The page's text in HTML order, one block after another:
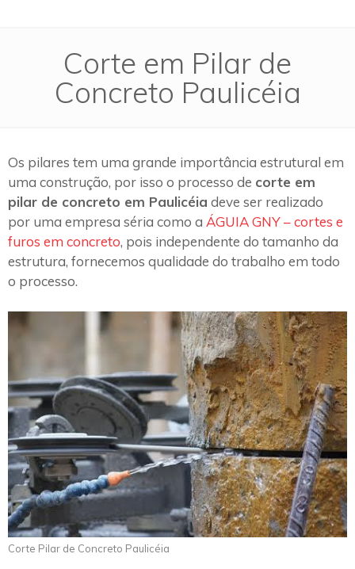
Corte em Pilar de
Concreto Paulicéia
Os pilares tem uma grande importância estrutural em
uma construção, por isso o processo de corte em
pilar de concreto em Paulicéia deve ser realizado
por uma empresa séria como a ÁGUIA GNY – cortes e
furos em concreto, pois independente do tamanho da
estrutura, fornecemos qualidade do trabalho em todo
o processo.
Corte Pilar de Concreto Paulicéia